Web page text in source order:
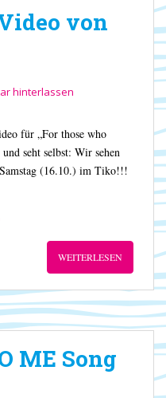
von
hinterlassen
für „For those who
seht selbst: Wir sehen
Samstag (16.10.) im Tiko!!!
WEITERLESEN
ME Song